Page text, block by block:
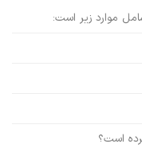
موارد زیر است:
است؟